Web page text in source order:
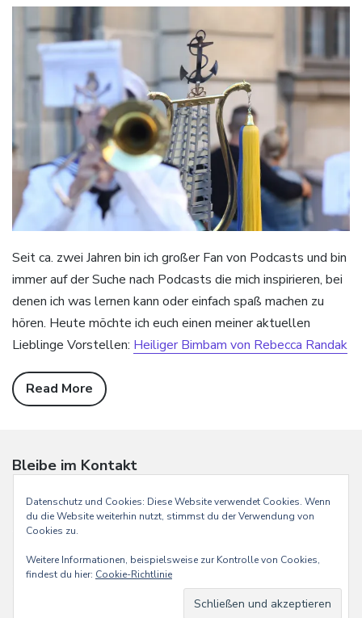
Seit ca. zwei Jahren bin ich großer Fan von Podcasts und bin
immer auf der Suche nach Podcasts die mich inspirieren, bei
denen ich was lernen kann oder einfach spaß machen zu
hören. Heute möchte ich euch einen meiner aktuellen
Lieblinge Vorstellen: Heiliger Bimbam von Rebecca Randak
Read More
Bleibe im Kontakt
Mail
Handmade with by MOKA
Datenschutzerklärung
Datenschutz und Cookies: Diese Website verwendet Cookies. Wenn
du die Website weiterhin nutzt, stimmst du der Verwendung von
Cookies zu.
Weitere Informationen, beispielsweise zur Kontrolle von Cookies,
findest du hier: Cookie-Richtlinie